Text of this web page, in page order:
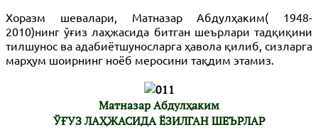
Хоразм шевалари, Матназар Абдулҳаким( 1948-
2010)нинг ўғиз лаҳжасида битган шеърлари тадқиқини
тилшунос ва адабиётшуносларга ҳавола қилиб, сизларга
марҳум шоирнинг ноёб меросини тақдим этамиз.
Матназар Абдулҳаким
ЎҒУЗ ЛАҲЖАСИДА ЁЗИЛГАН ШЕЪРЛАР